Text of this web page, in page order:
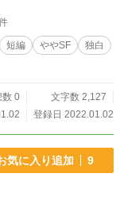
短編 ややSF
独白
数 0
文字数 2,127
登録日 2022.01.02
気に入り追加 9